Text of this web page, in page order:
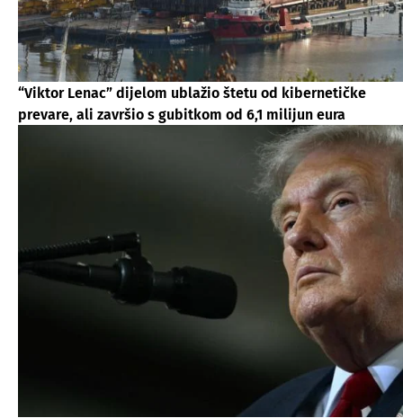
“Viktor Lenac” dijelom ublažio štetu od kibernetičke
prevare, ali završio s gubitkom od 6,1 milijun eura